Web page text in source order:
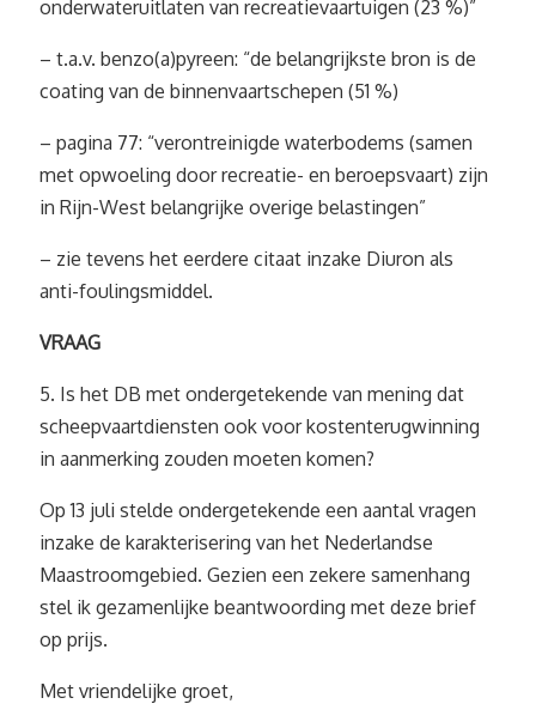
onderwateruitlaten van recreatievaartuigen (23 %)”
– t.a.v. benzo(a)pyreen: “de belangrijkste bron is de
coating van de binnenvaartschepen (51 %)
– pagina 77: “verontreinigde waterbodems (samen
met opwoeling door recreatie- en beroepsvaart) zijn
in Rijn-West belangrijke overige belastingen”
– zie tevens het eerdere citaat inzake Diuron als
anti-foulingsmiddel.
VRAAG
5. Is het DB met ondergetekende van mening dat
scheepvaartdiensten ook voor kostenterugwinning
in aanmerking zouden moeten komen?
Op 13 juli stelde ondergetekende een aantal vragen
inzake de karakterisering van het Nederlandse
Maastroomgebied. Gezien een zekere samenhang
stel ik gezamenlijke beantwoording met deze brief
op prijs.
Met vriendelijke groet,